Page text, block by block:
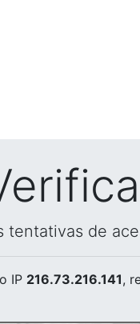
tentativas de
IP 216.73.216.141,